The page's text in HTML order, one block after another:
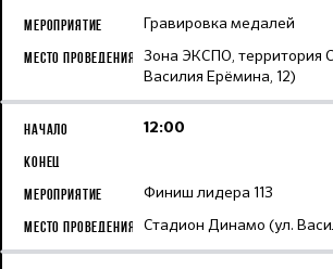
Гравировка медалей
Зона ЭКСПО, территория
Василия Ерёмина, 12)
12:00
Финиш лидера 113
Стадион Динамо (ул.